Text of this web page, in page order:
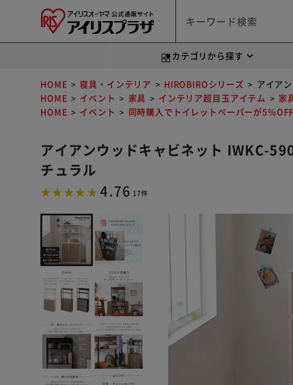
カテゴリから探す
HOME 寝具・インテリア HIROBIROシリーズ
アイア
HOME
イベント 家具 インテリア超目玉アイテム 家
HOME
イベント 同時購入でトイレットペーパーが5％OFF
アイアンウッドキャビネット IWKC-
チュラル
4.76 17件